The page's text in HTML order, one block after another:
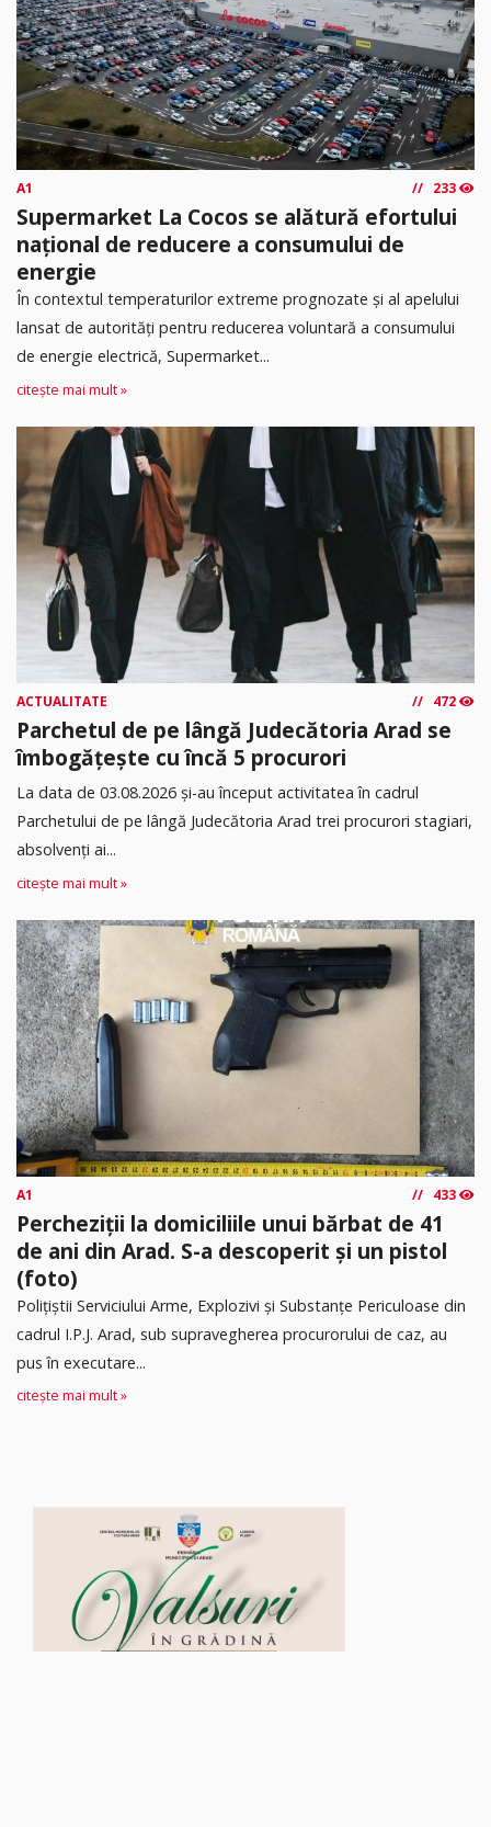
A1 233
Supermarket La Cocos se alătură efortului
național de reducere a consumului de
energie
În contextul temperaturilor extreme prognozate și al apelului
lansat de autorități pentru reducerea voluntară a consumului
de energie electrică, Supermarket...
citește mai mult »
ACTUALITATE 472
Parchetul de pe lângă Judecătoria Arad se
îmbogățește cu încă 5 procurori
La data de 03.08.2026 şi-au început activitatea în cadrul
Parchetului de pe lângă Judecătoria Arad trei procurori stagiari,
absolvenţi ai...
citește mai mult »
A1 433
Percheziții la domiciliile unui bărbat de 41
de ani din Arad. S-a descoperit și un pistol
(foto)
Polițiștii Serviciului Arme, Explozivi și Substanțe Periculoase din
cadrul I.P.J. Arad, sub supravegherea procurorului de caz, au
pus în executare...
citește mai mult »